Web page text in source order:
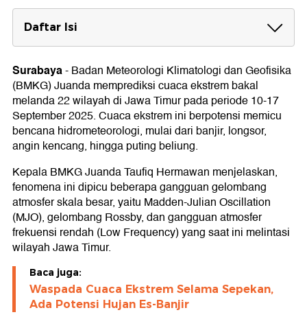
Daftar Isi
Penyebab Cuaca Ekstrem di Jawa Timur
1. Madden-Julian Oscillation (MJO)
2. Gelombang Rossby
3. Gangguan Atmosfer Frekuensi Rendah
Wilayah Jatim yang Berpotensi Cuaca
Ekstrem
Surabaya-Badan Meteorologi Klimatologi dan Geofisika
(BMKG) Juanda memprediksi cuaca ekstrem bakal
melanda 22 wilayah di Jawa Timur pada periode 10-17
September 2025. Cuaca ekstrem ini berpotensi memicu
bencana hidrometeorologi, mulai dari banjir, longsor,
angin kencang, hingga puting beliung.
Kepala BMKG Juanda Taufiq Hermawan menjelaskan,
fenomena ini dipicu beberapa gangguan gelombang
atmosfer skala besar, yaitu Madden-Julian Oscillation
(MJO), gelombang Rossby, dan gangguan atmosfer
frekuensi rendah (Low Frequency) yang saat ini melintasi
wilayah Jawa Timur.
Baca juga:
Waspada Cuaca Ekstrem Selama Sepekan,
Ada Potensi Hujan Es-Banjir